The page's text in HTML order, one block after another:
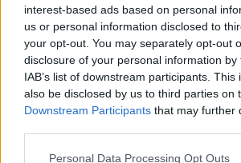
interest-based ads based on personal
us or personal information disclosed to
your opt-out. You may separately opt-out
disclosure of your personal information
IAB’s list of downstream participants.
also be disclosed by us to third parties on
Downstream Participants that may further
Personal Data Processing Opt Outs
τον ίδιο, ότι αυτόδεν
μόνο τα αντιβιοτικά που
προβλήματα υγείας, «αλλά
πράγματα που
αντιβιοτικό.
αντιόξινα (για